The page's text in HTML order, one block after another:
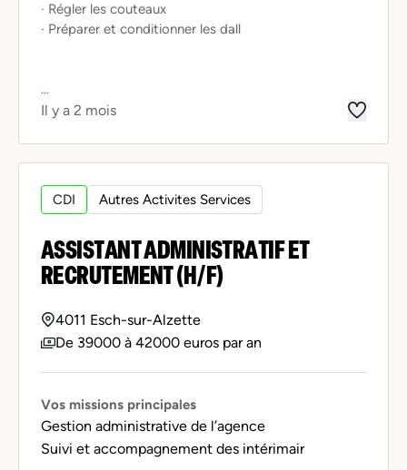
· Régler les couteaux
· Préparer et conditionner les dall
...
Il y a 2 mois
CDI Autres Activites Services
ASSISTANT ADMINISTRATIF ET
RECRUTEMENT (H/F)
4011 Esch-sur-Alzette
De 39000 à 42000 euros par an
Vos missions principales
Gestion administrative de l’agence
Suivi et accompagnement des intérimair